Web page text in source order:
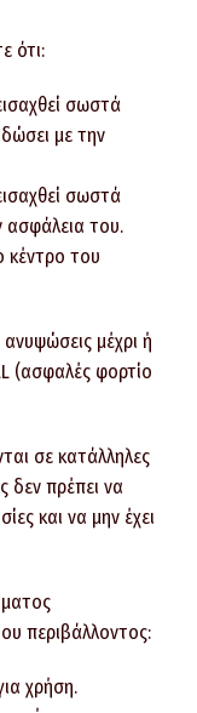
ότι:
σωστά
με την
σωστά
ασφάλεια του.
κέντρο του
μέχρι ή
(ασφαλές φορτίο
σε κατάλληλες
δεν πρέπει να
και να μην έχει
περιβάλλοντος:
χρήση.